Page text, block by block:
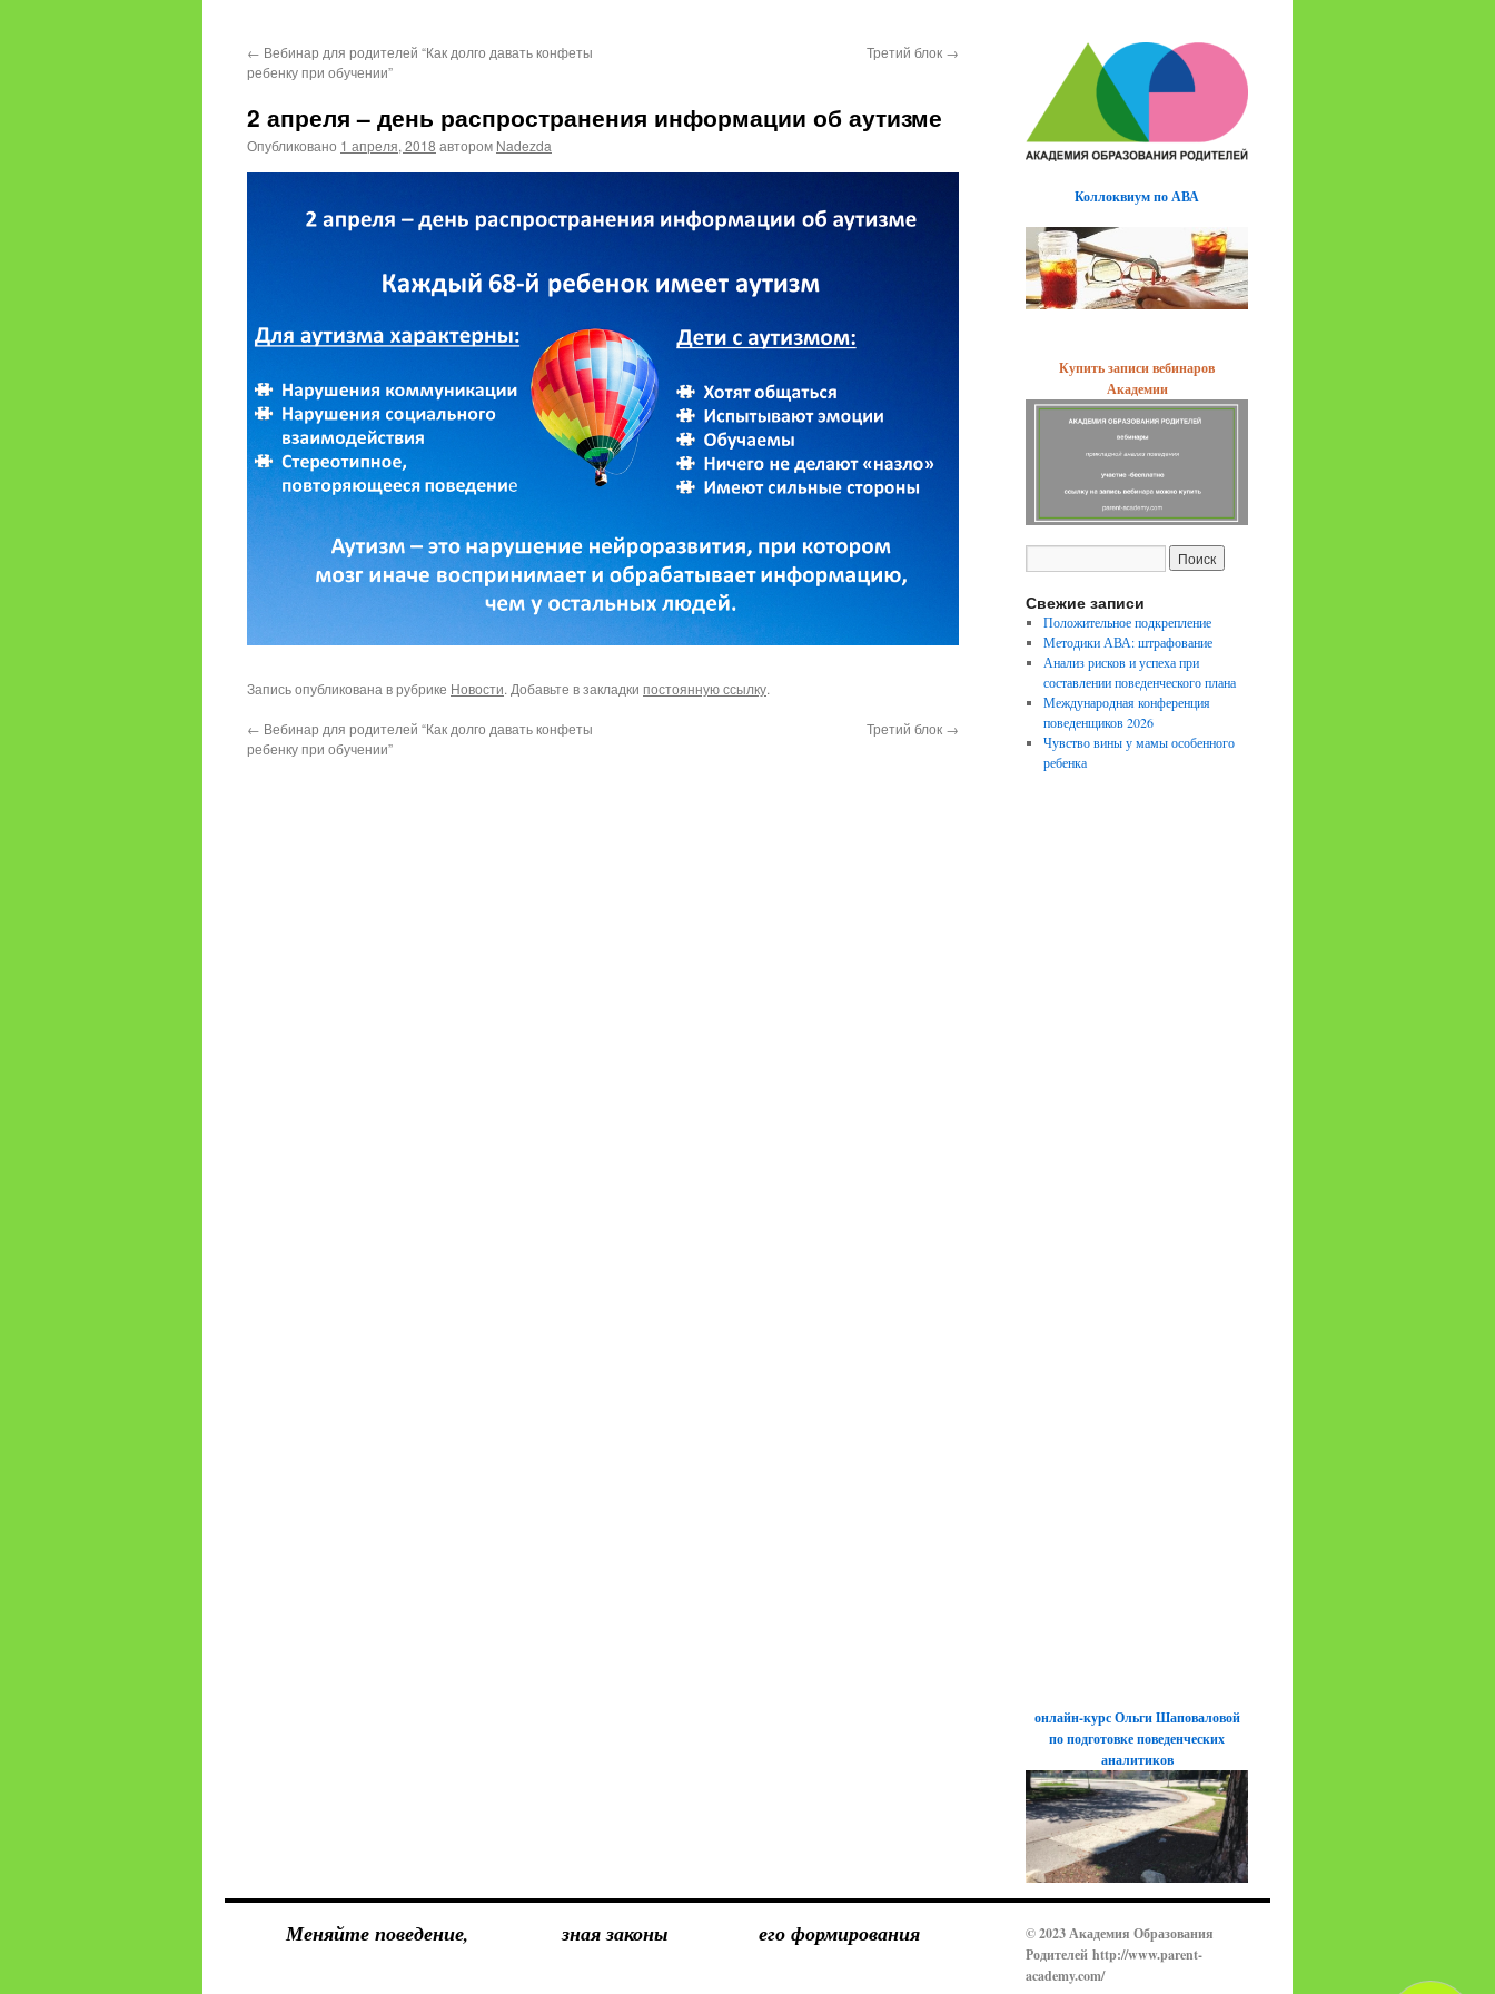
← Вебинар для родителей “Как долго давать конфеты
ребенку при обучении”
Третий блок →
2 апреля – день распространения информации об аутизме
Опубликовано 1 апреля, 2018 автором Nadezda
Запись опубликована в рубрике Новости. Добавьте в закладки постоянную ссылку.
← Вебинар для родителей “Как долго давать конфеты
ребенку при обучении”
Третий блок →
Коллоквиум по АВА
Купить записи вебинаров
Академии
Свежие записи
Положительное подкрепление
Методики АВА: штрафование
Анализ рисков и успеха при
составлении поведенческого плана
Международная конференция
поведенщиков 2026
Чувство вины у мамы особенного
ребенка
онлайн-курс Ольги Шаповаловой
по подготовке поведенческих
аналитиков
Меняйте поведение, зная законы его формирования
© 2023 Академия Образования
Родителей http://www.parent-
academy.com/